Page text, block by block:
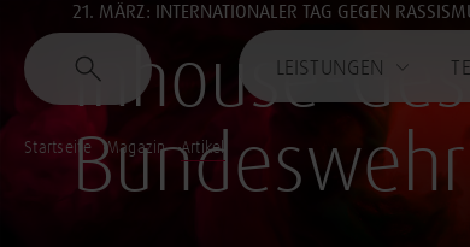
LEISTUNGEN
Startseite Magazin Artikel
21. MÄRZ: INTERNATIONALER TAG GEGEN
Inhouse-